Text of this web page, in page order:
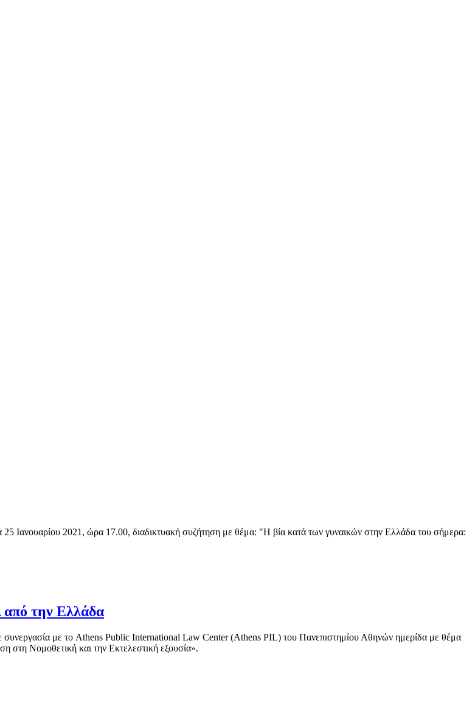
Ιανουαρίου 2021, ώρα 17.00, διαδικτυακή συζήτηση με θέμα: "Η βία κατά των γυναικών στην Ελλάδα του σήμερα:
την Ελλάδα
με το Athens Public International Law Center (Athens PIL) του Πανεπιστημίου Αθηνών ημερίδα με θέμα
Nομοθετική και την Eκτελεστική εξουσία».